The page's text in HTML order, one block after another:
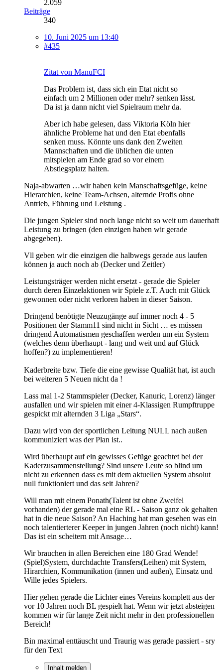
2.059
Beiträge
340
10. Juni 2025 um 13:40
#435
Zitat von ManuFCI
Das Problem ist, dass sich ein Etat nicht so
einfach um 2 Millionen oder mehr? senken lässt.
Da ist ja dann nicht viel Spielraum mehr da.
Aber ich habe gelesen, dass Viktoria Köln hier
ähnliche Probleme hat und den Etat ebenfalls
senken muss. Könnte uns dank den Zweiten
Mannschaften und die üblichen die unten
mitspielen am Ende grad so vor einem
Abstiegsplatz halten.
Naja-abwarten …wir haben kein Manschaftsgefüge, keine
Hierarchien, keine Team-Achsen, alternde Profis ohne
Antrieb, Führung und Leistung .
Die jungen Spieler sind noch lange nicht so weit um dauerhaft
Leistung zu bringen (den einzigen haben wir gerade
abgegeben).
Vll geben wir die einzigen die halbwegs gerade aus laufen
können ja auch noch ab (Decker und Zeitler)
Leistungsträger werden nicht ersetzt - gerade die Spieler
durch deren Einzelaktionen wir Spiele z.T. Auch mit Glück
gewonnen oder nicht verloren haben in dieser Saison.
Dringend benötigte Neuzugänge auf immer noch 4 - 5
Positionen der Stamm11 sind nicht in Sicht … es müssen
dringend Automatismen geschaffen werden um ein System
(welches denn überhaupt - lang und weit und auf Glück
hoffen?) zu implementieren!
Kaderbreite bzw. Tiefe die eine gewisse Qualität hat, ist auch
bei weiteren 5 Neuen nicht da !
Lass mal 1-2 Stammspieler (Decker, Kanuric, Lorenz) länger
ausfallen und wir spielen mit einer 4-Klassigen Rumpftruppe
gespickt mit alternden 3 Liga „Stars“.
Dazu wird von der sportlichen Leitung NULL nach außen
kommuniziert was der Plan ist..
Wird überhaupt auf ein gewisses Gefüge geachtet bei der
Kaderzusammenstellung? Sind unsere Leute so blind um
nicht zu erkennen dass es mit dem aktuellen System absolut
null funktioniert und das seit Jahren?
Will man mit einem Ponath(Talent ist ohne Zweifel
vorhanden) der gerade mal eine RL - Saison ganz ok gehalten
hat in die neue Saison? An Haching hat man gesehen was ein
noch talentierterer Keeper in jungen Jahren (noch nicht) kann!
Das ist ein scheitern mit Ansage…
Wir brauchen in allen Bereichen eine 180 Grad Wende!
(Spiel)System, durchdachte Transfers(Leihen) mit System,
Hirarchien, Kommunikation (innen und außen), Einsatz und
Wille jedes Spielers.
Hier gehen gerade die Lichter eines Vereins komplett aus der
vor 10 Jahren noch BL gespielt hat. Wenn wir jetzt absteigen
kommen wir für lange Zeit nicht mehr in den professionellen
Bereich!
Bin maximal enttäuscht und Traurig was gerade passiert - sry
für den Text
Inhalt melden